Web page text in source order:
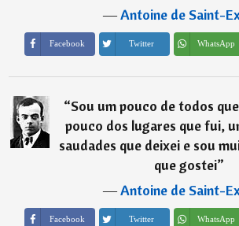
―Antoine de Saint-
Facebook Twitter WhatsApp
“Sou um pouco de todos
pouco dos lugares que fui,
saudades que deixei e sou
que gostei”
―Antoine de Saint-
Facebook Twitter WhatsApp